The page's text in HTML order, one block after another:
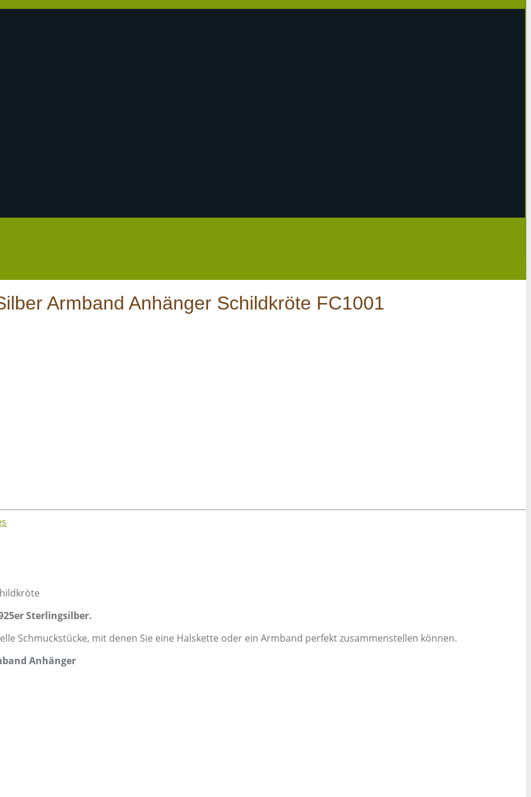
Armband Anhänger Schildkröte FC1001
Sterlingsilber.
Schmuckstücke, mit denen Sie eine Halskette oder ein Armband perfekt zusammenstellen können.
Anhänger